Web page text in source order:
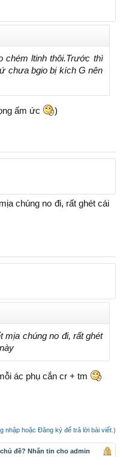
chém ltinh thôi.Trước thì
chưa bgio bị kích G nên
ấm ức )
chúng no đi, rất ghét cái
mịa chúng no đi, rất ghét
ác phụ cắn cr + tm
nhập hoặc Đăng ký để trả lời bài viết.)
đề? Nhắn tin cho admin